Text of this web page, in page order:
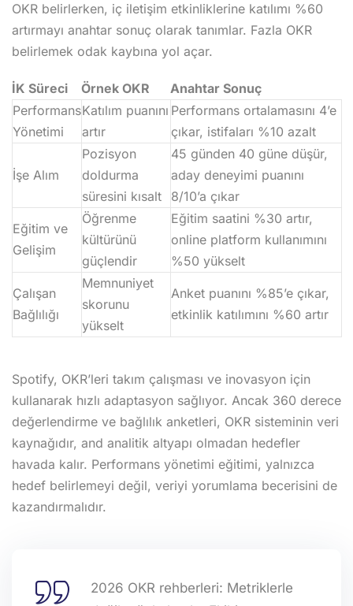
OKR belirlerken, iç iletişim etkinliklerine katılımı %60
artırmayı anahtar sonuç olarak tanımlar. Fazla OKR
belirlemek odak kaybına yol açar.
İK Süreci Örnek OKR
Anahtar Sonuç
Performans
Yönetimi
Katılım puanını
artır
Performans ortalamasını 4’e
çıkar, istifaları %10 azalt
İşe Alım
Pozisyon
doldurma
süresini kısalt
45 günden 40 güne düşür,
aday deneyimi puanını
8/10’a çıkar
Eğitim ve
Gelişim
Öğrenme
kültürünü
güçlendir
Eğitim saatini %30 artır,
online platform kullanımını
%50 yükselt
Çalışan
Bağlılığı
Memnuniyet
skorunu
yükselt
Anket puanını %85’e çıkar,
etkinlik katılımını %60 artır
Spotify, OKR’leri takım çalışması ve inovasyon için
kullanarak hızlı adaptasyon sağlıyor. Ancak 360 derece
değerlendirme ve bağlılık anketleri, OKR sisteminin veri
kaynağıdır, and analitik altyapı olmadan hedefler
havada kalır. Performans yönetimi eğitimi, yalnızca
hedef belirlemeyi değil, veriyi yorumlama becerisini de
kazandırmalıdır.
2026 OKR rehberleri: Metriklerle